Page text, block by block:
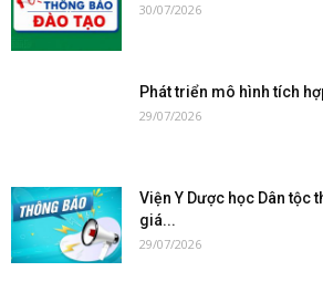
30/07/2026
Phát triển mô hình tích
29/07/2026
Viện Y Dược học Dân tộc
giá...
29/07/2026